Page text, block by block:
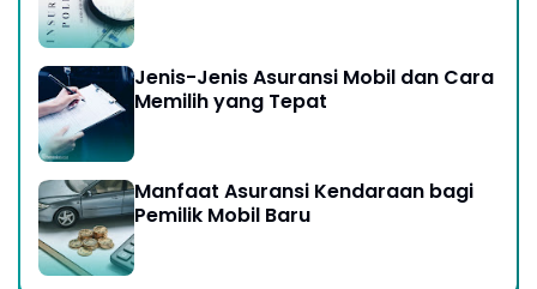
Jenis-Jenis Asuransi Mobil dan Cara
Memilih yang Tepat
Manfaat Asuransi Kendaraan bagi
Pemilik Mobil Baru